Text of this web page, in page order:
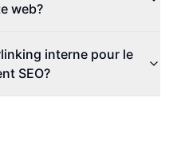
web?
interne pour le
SEO?